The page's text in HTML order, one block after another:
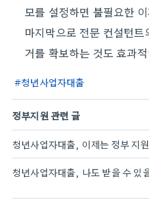
모를 설정하면 불필요한
마지막으로 전문 컨설턴
거를 확보하는 것도 효과
청년사업자대출
정부지원 관련 글
청년사업자대출, 이제는 정부 지